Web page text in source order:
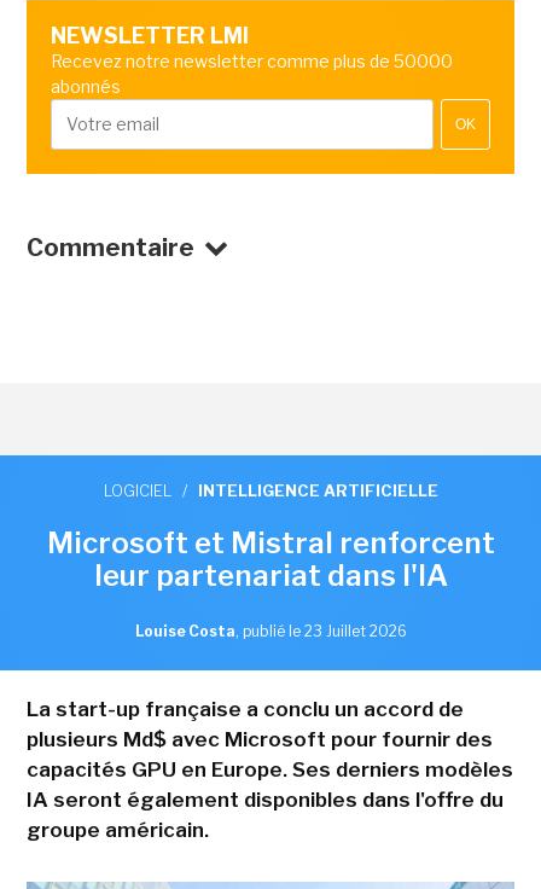
NEWSLETTER LMI
Recevez notre newsletter comme plus de 50000
abonnés
OK
Commentaire
LOGICIEL / INTELLIGENCE ARTIFICIELLE
Microsoft et Mistral renforcent
leur partenariat dans l'IA
Louise Costa, publié le 23 Juillet 2026
La start-up française a conclu un accord de
plusieurs Md$ avec Microsoft pour fournir des
capacités GPU en Europe. Ses derniers modèles
IA seront également disponibles dans l'offre du
groupe américain.